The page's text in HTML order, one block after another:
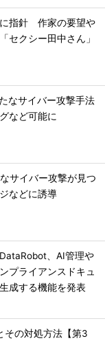
指針 作家の要望や
クシー田中さん」
なサイバー攻撃手法
など可能に
サイバー攻撃が見つ
などに誘導
、AI管理や
プライアンスドキュ
成する機能を発表
その対処方法【第3